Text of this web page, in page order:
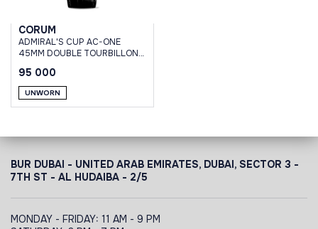
CORUM
ADMIRAL'S CUP AC-ONE
45MM DOUBLE TOURBILLON
95 000
UNWORN
BUR DUBAI - UNITED ARAB EMIRATES, DUBAI, SECTOR 3 -
7TH ST - AL HUDAIBA - 2/5
MONDAY - FRIDAY: 11 AM - 9 PM